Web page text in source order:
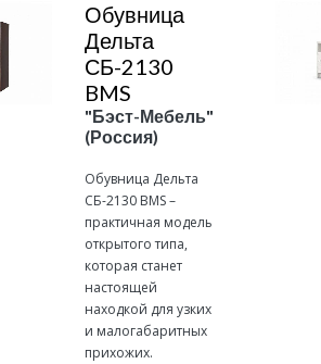
Обувница
Дельта
СБ-2130
BMS
"Бэст-Мебель"
(Россия)
Обувница Дельта
СБ-2130 BMS –
практичная модель
открытого типа,
которая станет
настоящей
находкой для узких
и малогабаритных
прихожих.